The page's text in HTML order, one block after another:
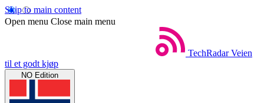
Skip to main content
Open menu Close main menu
TechRadar Veien
til et godt kjøp
NO Edition